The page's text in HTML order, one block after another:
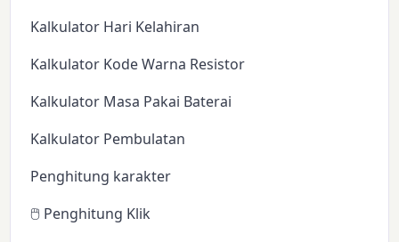
Kalkulator Hari Kelahiran
Kalkulator Kode Warna Resistor
Kalkulator Masa Pakai Baterai
Kalkulator Pembulatan
Penghitung karakter
🖱️ Penghitung Klik